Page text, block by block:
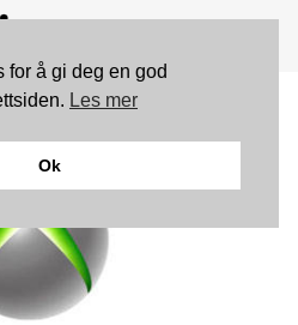
for å gi deg en god
Les mer
Ok